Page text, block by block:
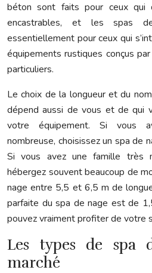
béton sont faits pour ceux qui
encastrables, et les spas
essentiellement pour ceux qui
équipements rustiques conçus
particuliers.
Le choix de la longueur et du
dépend aussi de vous et de qui
votre équipement. Si vous
nombreuse, choisissez un spa de
Si vous avez une famille très
hébergez souvent beaucoup de
nage entre 5,5 et 6,5 m de
parfaite du spa de nage est de
pouvez vraiment profiter de votre
Les types de spa
marché